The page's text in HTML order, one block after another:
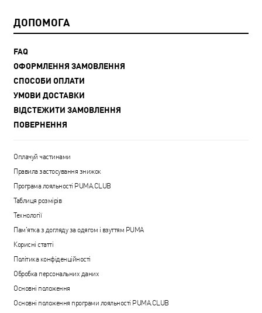
ДОПОМОГА
FAQ
ОФОРМЛЕННЯ ЗАМОВЛЕННЯ
СПОСОБИ ОПЛАТИ
УМОВИ ДОСТАВКИ
ВІДСТЕЖИТИ ЗАМОВЛЕННЯ
ПОВЕРНЕННЯ
Оплачуй частинами
Правила застосування знижок
Програма лояльності PUMA.CLUB
Таблиця розмірів
Технології
Пам'ятка з догляду за одягом і взуттям PUMA
Корисні статті
Політика конфіденційності
Обробка персональних даних
Основні положення
Основні положення програми лояльності PUMA.CLUB